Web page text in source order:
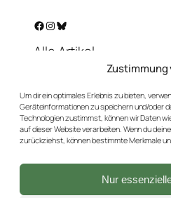
Um dir ein optimales Erlebnis zu bieten,
Geräteinformationen zu speichern und/oder
Technologien zustimmst, können wir Daten
auf dieser Website verarbeiten. Wenn du
zurückziehst, können bestimmte Merkmale
Nur
Facebook Instagram Bluesky
Alle Artikel
Unser Golf-Blog
Kontakt
AGBs
Versand & Rückgaben